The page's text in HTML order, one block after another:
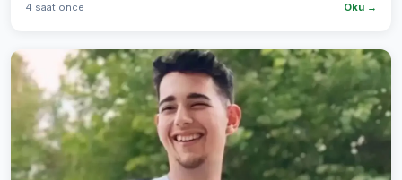
4 saat önce Oku →